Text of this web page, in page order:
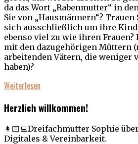
da das Wort „Rabenmutter“ in
Sie von „Hausmännern“?
sich ausschließlich um ihre
ebenso viel zu wie ihren Frauen?
mit den dazugehörigen Müttern
arbeitenden Vätern, die weniger
haben)?
Weiterlesen
Herzlich willkommen!
👩🏻‍💻Dreifachmutter Sophie
Digitales & Vereinbarkeit.